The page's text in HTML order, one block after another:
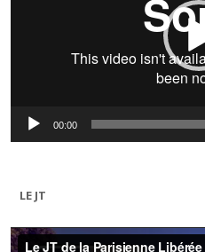
00:00
LE JT
Lecteur
vidéo